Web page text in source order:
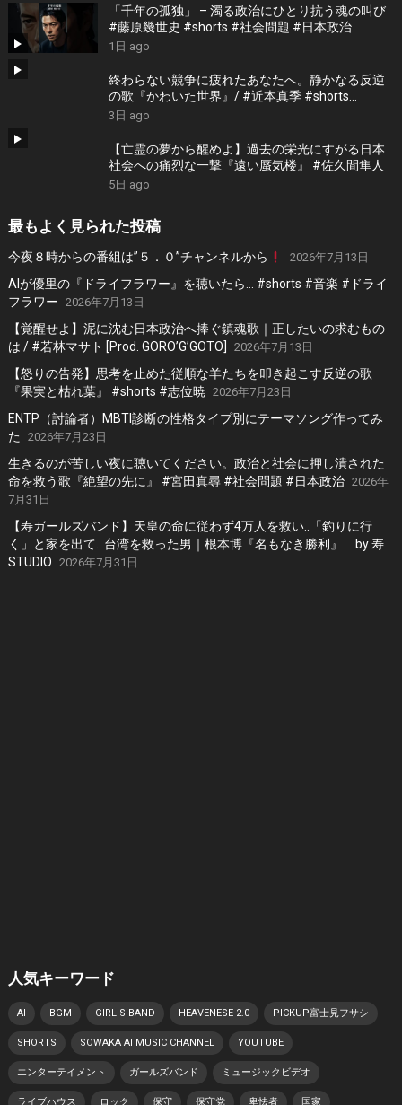
「千年の孤独」 – 濁る政治にひとり抗う魂の叫び
#藤原幾世史 #shorts #社会問題 #日本政治
1日 ago
終わらない競争に疲れたあなたへ。静かなる反逆
の歌『かわいた世界』/ #近本真季 #shorts
#music
3日 ago
【亡霊の夢から醒めよ】過去の栄光にすがる日本
社会への痛烈な一撃『遠い蜃気楼』 #佐久間隼人
5日 ago
最もよく見られた投稿
今夜８時からの番組は”５．０”チャンネルから 2026年7月13日
AIが優里の『ドライフラワー』を聴いたら… #shorts #音楽 #ドライ
フラワー 2026年7月13日
【覚醒せよ】泥に沈む日本政治へ捧ぐ鎮魂歌｜正したいの求むもの
は / #若林マサト [Prod. GORO’G’GOTO]
2026年7月13日
【怒りの告発】思考を止めた従順な羊たちを叩き起こす反逆の歌
『果実と枯れ葉』 #shorts #志位暁 2026年7月23日
ENTP（討論者）MBTI診断の性格タイプ別にテーマソング作ってみ
た
2026年7月23日
生きるのが苦しい夜に聴いてください。政治と社会に押し潰された
命を救う歌『絶望の先に』 #宮田真尋 #社会問題 #日本政治 2026年
7月31日
【寿ガールズバンド】天皇の命に従わず4万人を救い..「釣りに行
く」と家を出て.. 台湾を救った男｜根本博『名もなき勝利』 by 寿
STUDIO 2026年7月31日
人気キーワード
AI BGM GIRL'S BAND HEAVENESE 2.0 PICKUP富士見フサシ
SHORTS SOWAKA AI MUSIC CHANNEL YOUTUBE
エンターテイメント ガールズバンド ミュージックビデオ
ライブハウス ロック 保守 保守党 卑怯者 国家